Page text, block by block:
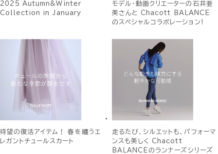
2025 Autumn&Winter
Collection in January
モデル・動画クリエーターの石井亜
美さんと Chacott BALANCE
のスペシャルコラボレーション!
待望の復活アイテム！ 春を纏うエ
レガントチュールスカート
走るたび、シルエットも、パフォーマ
ンスも美しく Chacott
BALANCEのランナーズシリーズ